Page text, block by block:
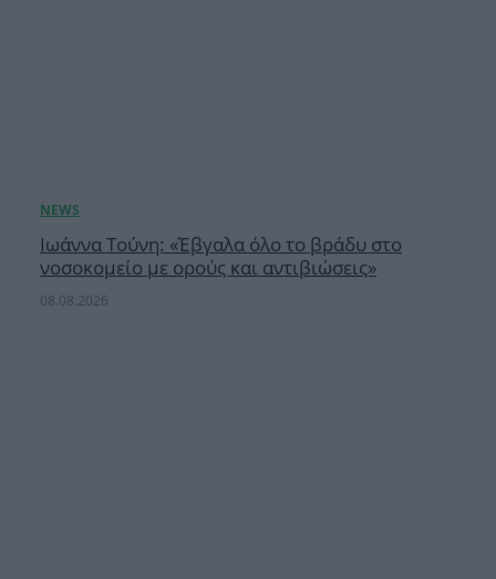
Ιωάννα Τούνη: «Έβγαλα όλο το βράδυ στο
νοσοκομείο με ορούς και αντιβιώσεις»
08.08.2026